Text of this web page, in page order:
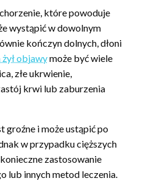
które powoduje
wystąpić w dowolnym
kończyn dolnych, dłoni
żył objawymoże być wiele
złe ukrwienie,
krwi lub zaburzenia
groźne i może ustąpić po
w przypadku cięższych
zastosowanie
lub innych metod leczenia.